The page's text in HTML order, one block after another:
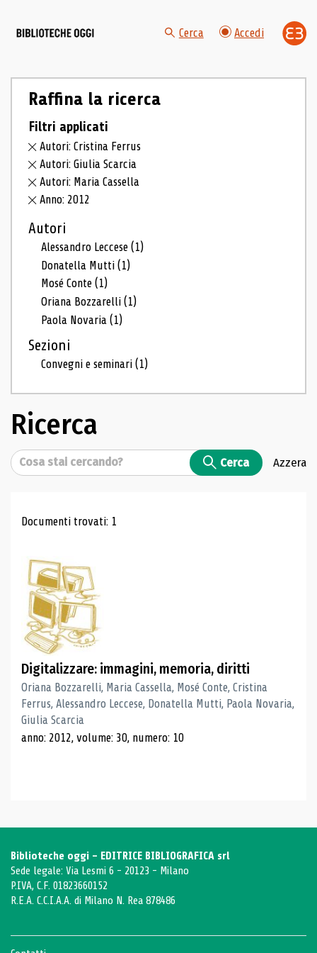
Cerca Accedi
Raffina la ricerca
Filtri applicati
Autori: Cristina Ferrus
Autori: Giulia Scarcia
Autori: Maria Cassella
Anno: 2012
Autori
Alessandro Leccese(1)
Donatella Mutti(1)
Mosé Conte(1)
Oriana Bozzarelli(1)
Paola Novaria(1)
Sezioni
Convegni e seminari(1)
Ricerca
Cerca Cerca Azzera
Risultati di ricerca
Documenti trovati: 1
Digitalizzare: immagini, memoria, diritti
Oriana Bozzarelli, Maria Cassella, Mosé Conte, Cristina
Ferrus, Alessandro Leccese, Donatella Mutti, Paola Novaria,
Giulia Scarcia
anno: 2012, volume: 30, numero: 10
Biblioteche oggi - EDITRICE BIBLIOGRAFICA srl
Sede legale: Via Lesmi 6 - 20123 - Milano
P.IVA, C.F. 01823660152
R.E.A. C.C.I.A.A. di Milano N. Rea 878486